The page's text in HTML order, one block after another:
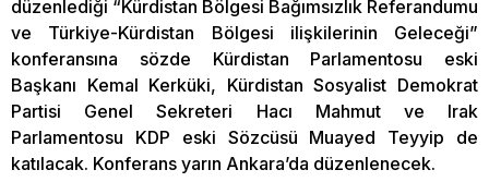
düzenlediği “Kürdistan Bölgesi Bağımsızlık Referandumu
ve Türkiye-Kürdistan Bölgesi ilişkilerinin Geleceği”
konferansına sözde Kürdistan Parlamentosu eski
Başkanı Kemal Kerküki, Kürdistan Sosyalist Demokrat
Partisi Genel Sekreteri Hacı Mahmut ve Irak
Parlamentosu KDP eski Sözcüsü Muayed Teyyip de
katılacak. Konferans yarın Ankara’da düzenlenecek.